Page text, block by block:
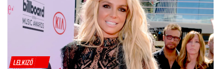
LELKIZŐ